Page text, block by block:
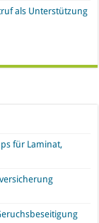
als Unterstützung
für Laminat,